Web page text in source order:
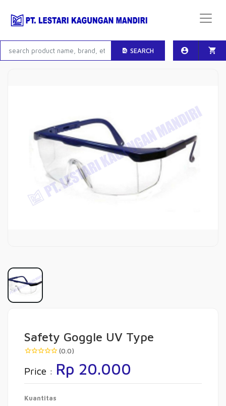
SEARCH
Safety Goggle UV Type
(0.0)
Price : Rp 20.000
Kuantitas